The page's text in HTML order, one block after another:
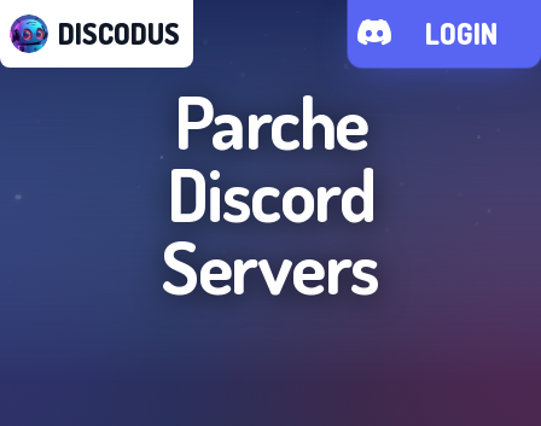
DISCODUS LOGIN
Parche
Discord
Servers